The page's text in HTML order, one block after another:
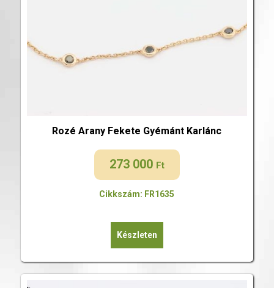
Rozé Arany Fekete Gyémánt Karlánc
273 000 Ft
Cikkszám: FR1635
Készleten